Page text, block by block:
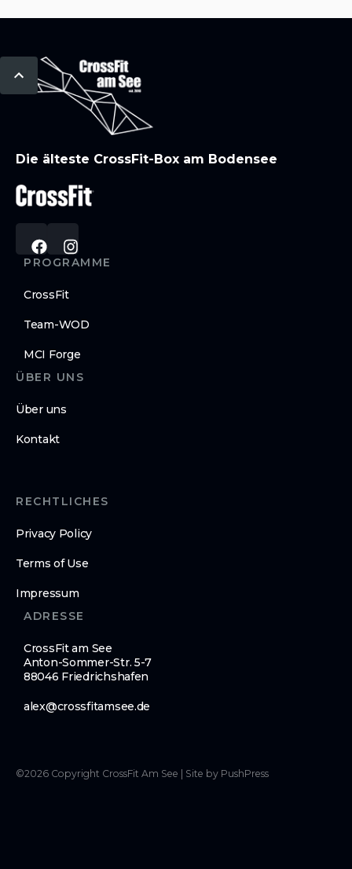
Die älteste CrossFit-Box am Bodensee
PROGRAMME
CrossFit
Team-WOD
MCI Forge
ÜBER UNS
Über uns
Kontakt
RECHTLICHES
Privacy Policy
Terms of Use
Impressum
ADRESSE
CrossFit am See
Anton-Sommer-Str. 5-7
88046 Friedrichshafen
alex@crossfitamsee.de
©2026 Copyright CrossFit Am See Site by PushPress